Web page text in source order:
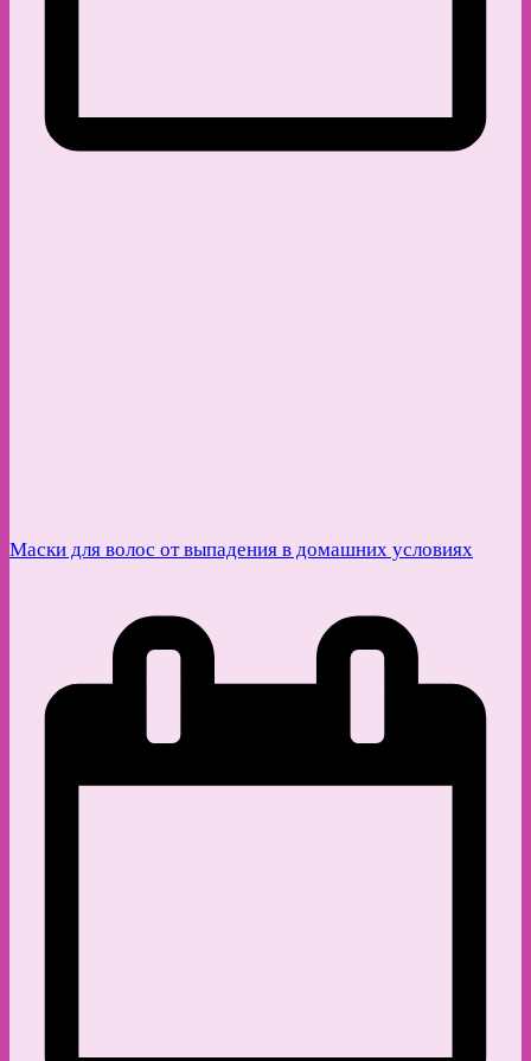
Маски для волос от выпадения в домашних условиях